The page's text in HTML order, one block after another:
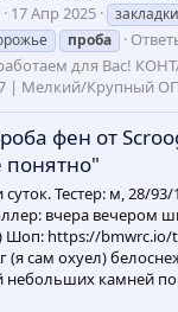
17 Апр 2025
проба
для Вас!
| Мелкий/Крупный
фен от
понятно"
Тестер: м, 28/
вчера вечером
Шоп: https://bmwrc.io/
(я сам охуел)
камней